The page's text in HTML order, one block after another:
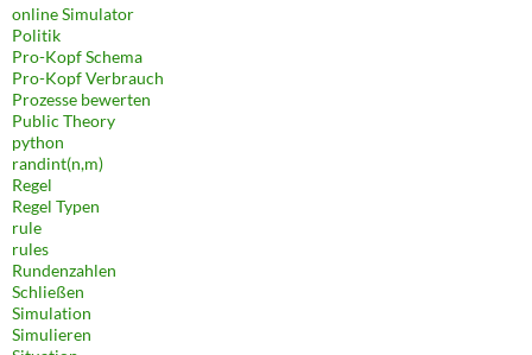
online Simulator
Politik
Pro-Kopf Schema
Pro-Kopf Verbrauch
Prozesse bewerten
Public Theory
python
randint(n,m)
Regel
Regel Typen
rule
rules
Rundenzahlen
Schließen
Simulation
Simulieren